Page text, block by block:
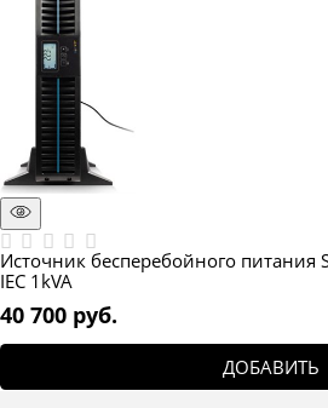
Источник бесперебойного питания
IEC 1kVA
40 700 руб.
ДОБАВИТЬ